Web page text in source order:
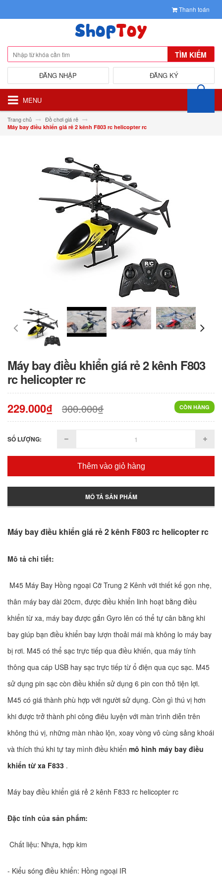
Thanh toán
TÌM KIẾM
ĐĂNG KÝ
ĐĂNG NHẬP
MENU
Trang chủ Đồ chơi giá rẻ
Máy bay điều khiển giá rẻ 2 kênh F803 rc helicopter rc
Máy bay điều khiển giá rẻ 2 kênh F803
rc helicopter rc
CÒN HÀNG
229.000₫ 300.000₫
SỐ LƯỢNG:
Thêm vào giỏ hàng
MÔ TẢ SẢN PHẨM
Máy bay điều khiển giá rẻ 2 kênh F803 rc helicopter rc
Mô tả chi tiết:
M45 Máy Bay Hồng ngoại Cỡ Trung 2 Kênh với thiết kế gọn nhẹ,
thân máy bay dài 20cm, được điều khiển linh hoạt bằng điều
khiển từ xa, máy bay được gắn Gyro lên có thể tự cân bằng khi
bay giúp bạn điều khiển bay lượn thoải mái mà không lo máy bay
bị rơi. M45 có thể sạc trực tiếp qua điều khiến, qua máy tính
thông qua cáp USB hay sạc trực tiếp từ ổ điện qua cục sạc. M45
sử dụng pin sạc còn điều khiển sử dụng 6 pin con thỏ tiện lợi.
M45 có giá thành phù hợp với người sử dụng. Còn gì thú vị hơn
khi được trở thành phi công điêu luyện với màn trình diễn trên
không thú vị, những màn nhào lộn, xoay vòng vô cùng sảng khoái
và thích thú khi tự tay mình điều khiển mô hình máy bay điều
khiển từ xa F833 .
Máy bay điều khiển giá rẻ 2 kênh F833 rc helicopter rc
Đặc tính của sản phẩm:
Chất liệu: Nhựa, hợp kim
- Kiểu sóng điều khiển: Hồng ngoại IR